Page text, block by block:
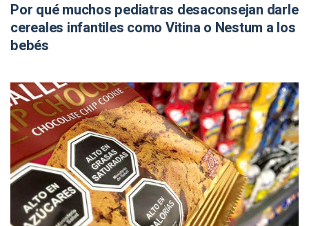
Por qué muchos pediatras desaconsejan darle
cereales infantiles como Vitina o Nestum a los
bebés